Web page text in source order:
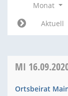
Monat
Aktuell
MI
Ortsbeirat